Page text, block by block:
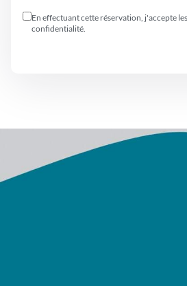
En effectuant cette réservation, j'accepte
confidentialité.